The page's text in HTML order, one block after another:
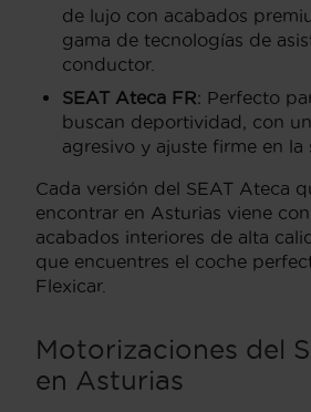
de lujo con acabados
gama de tecnologías de
conductor.
SEAT Ateca FR: Perfecto
buscan deportividad, con
agresivo y ajuste firme en la
Cada versión del SEAT Ateca
encontrar en Asturias viene
acabados interiores de alta
que encuentres el coche
Flexicar.
Motorizaciones del
en Asturias